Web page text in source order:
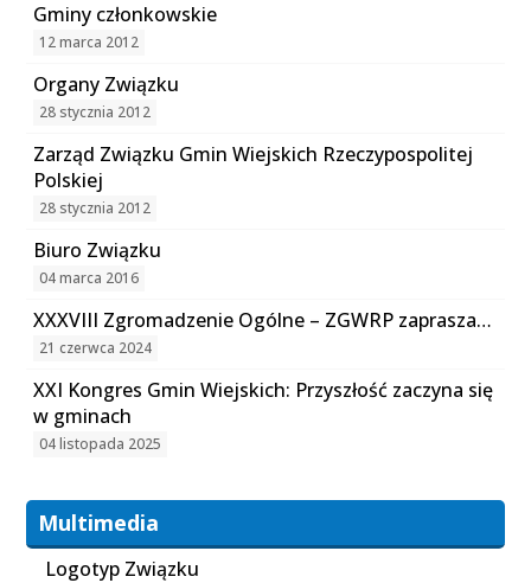
Gminy członkowskie
12 marca 2012
Organy Związku
28 stycznia 2012
Zarząd Związku Gmin Wiejskich Rzeczypospolitej
Polskiej
28 stycznia 2012
Biuro Związku
04 marca 2016
XXXVIII Zgromadzenie Ogólne – ZGWRP zaprasza…
21 czerwca 2024
XXI Kongres Gmin Wiejskich: Przyszłość zaczyna się
w gminach
04 listopada 2025
Multimedia
Logotyp Związku